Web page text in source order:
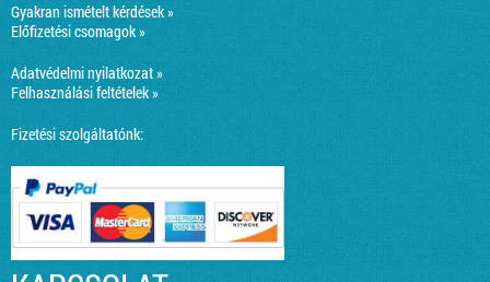
Gyakran ismételt kérdések »
Előfizetési csomagok »
Adatvédelmi nyilatkozat »
Felhasználási feltételek »
Fizetési szolgáltatónk: